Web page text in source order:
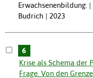
Erwachsenenbildung.
Budrich | 2023
6
Krise als Schema der
Frage. Von den